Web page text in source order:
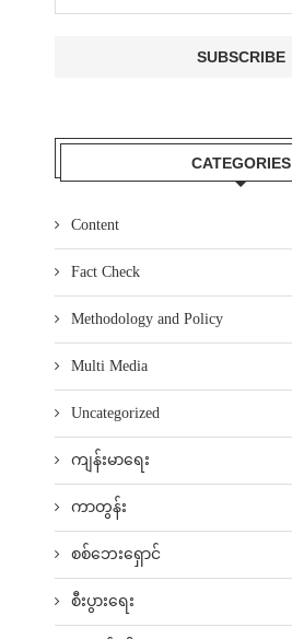
CATEGORIES
Content
Fact Check
Methodology and Policy
Multi Media
Uncategorized
ကျန်းမာရေး
ကာတွန်း
စစ်ဘေးရှောင်
စီးပွားရေး